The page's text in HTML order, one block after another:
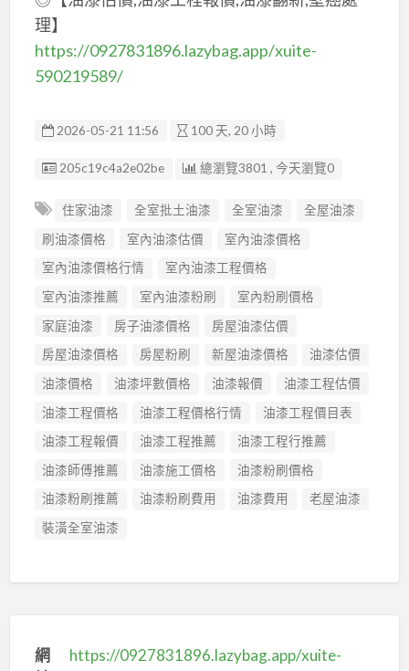
理】
https://0927831896.lazybag.app/xuite-
590219589/
2026-05-21 11:56 100 天, 20 小時
廣告编號
205c19c4a2e02be 總瀏覽3801 , 今天瀏覽0
住家油漆 全室批土油漆 全室油漆
全屋油漆
刷油漆價格
室內油漆估價
室內油漆價格
室內油漆價格行情
室內油漆工程價格
室內油漆推薦
室內油漆粉刷
室內粉刷價格
家庭油漆
房子油漆價格
房屋油漆估價
房屋油漆價格
房屋粉刷 新屋油漆價格
油漆估價
油漆價格
油漆坪數價格 油漆報價
油漆工程估價
油漆工程價格
油漆工程價格行情
油漆工程價目表
油漆工程報價
油漆工程推薦
油漆工程行推薦
油漆師傅推薦
油漆施工價格
油漆粉刷價格
油漆粉刷推薦
油漆粉刷費用 油漆費用
老屋油漆
裝潢全室油漆
網
https://0927831896.lazybag.app/xuite-